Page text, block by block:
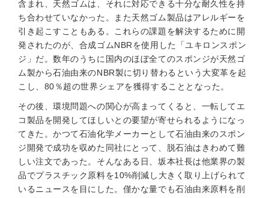
含まれ、天然ゴムは、それに対応できる十分な耐久性を持
ち合わせていなかった。また天然ゴム製品はアレルギーを
引き起こすこともある。これらの課題を解決するために開
発されたのが、合成ゴムNBRを使用した「ユキロンスポン
ジ」だ。数年のうちに国内のほぼ全てのスポンジが天然ゴ
ム製から石油由来のNBR製に切り替わるという大変革を起
こし、80％超の世界シェアを獲得することとなった。
その後、環境問題への関心が高まってくると、一転してエ
コ製品を開発してほしいとの要望が寄せられるようになっ
てきた。かつて石油化学メーカーとして石油由来のスポン
ジ開発で成功を収めた同社にとって、脱石油はきわめて難
しい注文であった。そんなある日、坂本社長は他業界の製
品でプラスチック原料を10%削減し大きく取り上げられて
いるニュースを目にした。僅かな量でも石油由来原料を削